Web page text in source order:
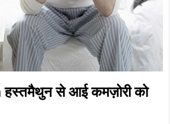
से आई कमज़ोरी को